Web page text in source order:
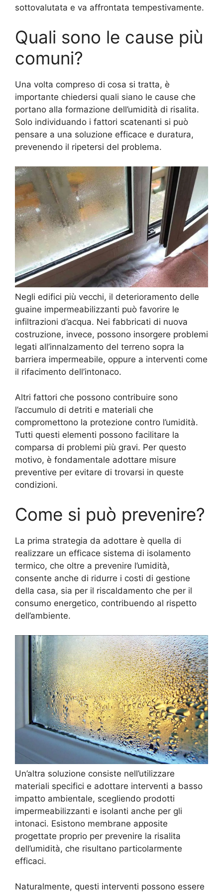
sottovalutata e va affrontata tempestivamente.
Quali sono le cause più
comuni?
Una volta compreso di cosa si tratta, è
importante chiedersi quali siano le cause che
portano alla formazione dell’umidità di risalita.
Solo individuando i fattori scatenanti si può
pensare a una soluzione efficace e duratura,
prevenendo il ripetersi del problema.
Negli edifici più vecchi, il deterioramento delle
guaine impermeabilizzanti può favorire le
infiltrazioni d’acqua. Nei fabbricati di nuova
costruzione, invece, possono insorgere problemi
legati all’innalzamento del terreno sopra la
barriera impermeabile, oppure a interventi come
il rifacimento dell’intonaco.
Altri fattori che possono contribuire sono
l’accumulo di detriti e materiali che
compromettono la protezione contro l’umidità.
Tutti questi elementi possono facilitare la
comparsa di problemi più gravi. Per questo
motivo, è fondamentale adottare misure
preventive per evitare di trovarsi in queste
condizioni.
Come si può prevenire?
La prima strategia da adottare è quella di
realizzare un efficace sistema di isolamento
termico, che oltre a prevenire l’umidità,
consente anche di ridurre i costi di gestione
della casa, sia per il riscaldamento che per il
consumo energetico, contribuendo al rispetto
dell’ambiente.
Un’altra soluzione consiste nell’utilizzare
materiali specifici e adottare interventi a basso
impatto ambientale, scegliendo prodotti
impermeabilizzanti e isolanti anche per gli
intonaci. Esistono membrane apposite
progettate proprio per prevenire la risalita
dell’umidità, che risultano particolarmente
efficaci.
Naturalmente, questi interventi possono essere